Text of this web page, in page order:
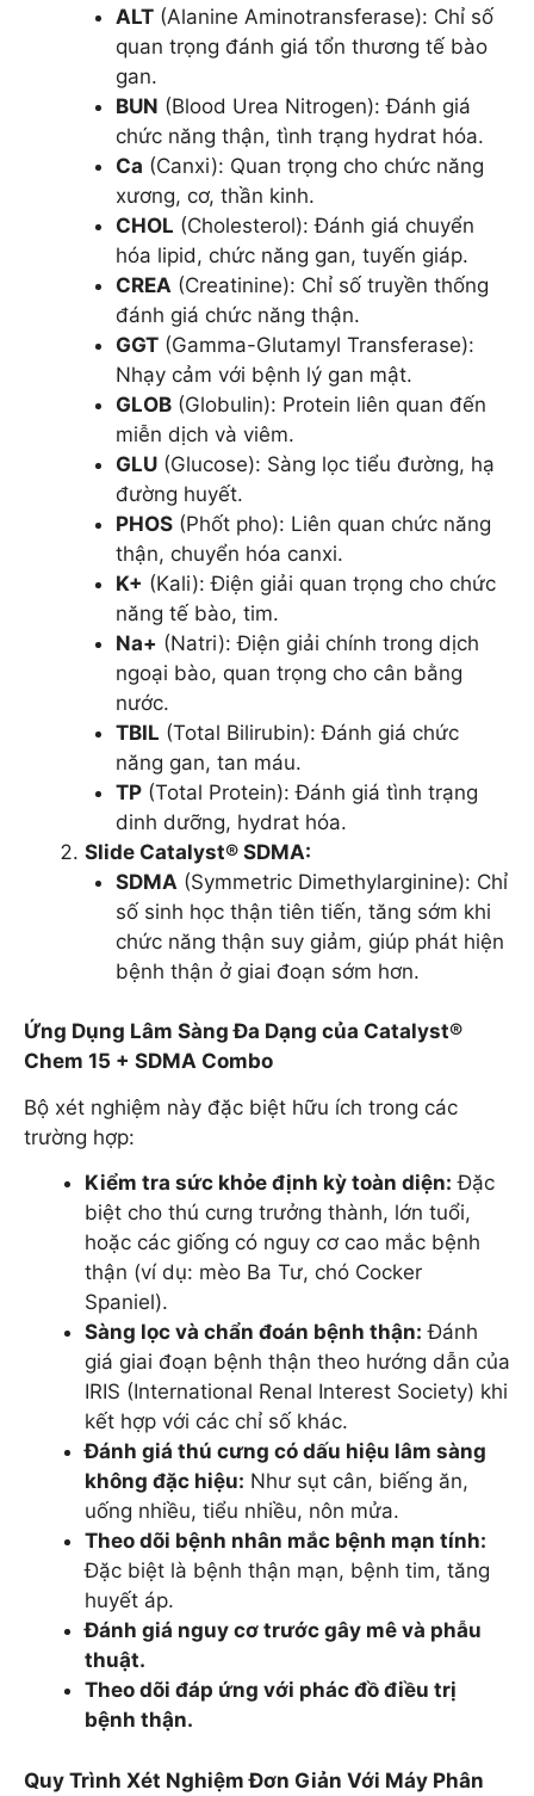
ALT(Alanine Aminotransferase): Chỉ số
quan trọng đánh giá tổn thương tế bào
gan.
BUN (Blood Urea Nitrogen): Đánh giá
chức năng thận, tình trạng hydrat hóa.
Ca (Canxi): Quan trọng cho chức năng
xương, cơ, thần kinh.
CHOL (Cholesterol): Đánh giá chuyển
hóa lipid, chức năng gan, tuyến giáp.
CREA (Creatinine): Chỉ số truyền thống
đánh giá chức năng thận.
GGT(Gamma-Glutamyl Transferase):
Nhạy cảm với bệnh lý gan mật.
GLOB(Globulin): Protein liên quan đến
miễn dịch và viêm.
GLU(Glucose): Sàng lọc tiểu đường, hạ
đường huyết.
PHOS(Phốt pho): Liên quan chức năng
thận, chuyển hóa canxi.
K+ (Kali): Điện giải quan trọng cho chức
năng tế bào, tim.
Na+ (Natri): Điện giải chính trong dịch
ngoại bào, quan trọng cho cân bằng
nước.
TBIL (Total Bilirubin): Đánh giá chức
năng gan, tan máu.
TP(Total Protein): Đánh giá tình trạng
dinh dưỡng, hydrat hóa.
Slide Catalyst® SDMA:
SDMA (Symmetric Dimethylarginine): Chỉ
số sinh học thận tiên tiến, tăng sớm khi
chức năng thận suy giảm, giúp phát hiện
bệnh thận ở giai đoạn sớm hơn.
Ứng Dụng Lâm Sàng Đa Dạng của Catalyst®
Chem 15 + SDMA Combo
Bộ xét nghiệm này đặc biệt hữu ích trong các
trường hợp:
Kiểm tra sức khỏe định kỳ toàn diện: Đặc
biệt cho thú cưng trưởng thành, lớn tuổi,
hoặc các giống có nguy cơ cao mắc bệnh
thận (ví dụ: mèo Ba Tư, chó Cocker
Spaniel).
Sàng lọc và chẩn đoán bệnh thận: Đánh
giá giai đoạn bệnh thận theo hướng dẫn của
IRIS (International Renal Interest Society) khi
kết hợp với các chỉ số khác.
Đánh giá thú cưng có dấu hiệu lâm sàng
không đặc hiệu: Như sụt cân, biếng ăn,
uống nhiều, tiểu nhiều, nôn mửa.
Theo dõi bệnh nhân mắc bệnh mạn tính:
Đặc biệt là bệnh thận mạn, bệnh tim, tăng
huyết áp.
Đánh giá nguy cơ trước gây mê và phẫu
thuật.
Theo dõi đáp ứng với phác đồ điều trị
bệnh thận.
Quy Trình Xét Nghiệm Đơn Giản Với Máy Phân